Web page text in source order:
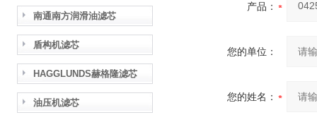
南通南方润滑油滤芯
盾构机滤芯
HAGGLUNDS赫格隆滤芯
油压机滤芯
产品：
您的单位：
您的姓名：